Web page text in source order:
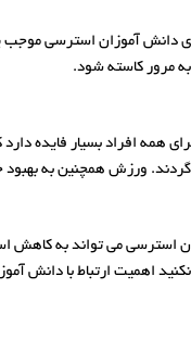
دانش‌ آموزان استرسی موجب
مرور کاسته شود.
همه افراد بسیار فایده
ورزش همچنین به بهبود
استرسی می‌ تواند به کاهش
اهمیت ارتباط با دانش‌